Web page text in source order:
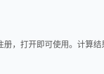
，打开即可使用。计算结